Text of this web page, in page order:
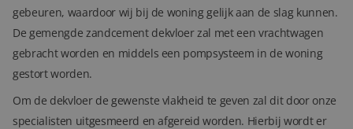
gebeuren, waardoor wij bij de woning gelijk aan de slag kunnen.
De gemengde zandcement dekvloer zal met een vrachtwagen
gebracht worden en middels een pompsysteem in de woning
gestort worden.
Om de dekvloer de gewenste vlakheid te geven zal dit door onze
specialisten uitgesmeerd en afgereid worden. Hierbij wordt er